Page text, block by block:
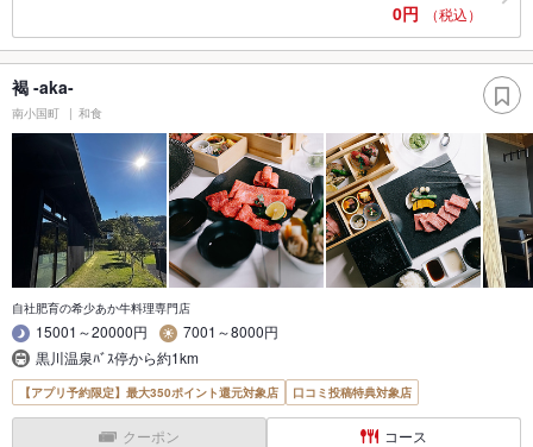
0円 （税込）
褐 -aka-
南小国町 和食
自社肥育の希少あか牛料理専門店
15001～20000円
7001～8000円
黒川温泉ﾊﾞｽ停から約1km
【アプリ予約限定】最大350ポイント還元対象店 口コミ投稿特典対象店
クーポン コース